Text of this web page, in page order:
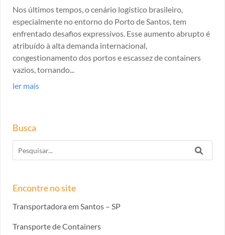
Nos últimos tempos, o cenário logístico brasileiro,
especialmente no entorno do Porto de Santos, tem
enfrentado desafios expressivos. Esse aumento abrupto é
atribuído à alta demanda internacional,
congestionamento dos portos e escassez de containers
vazios, tornando...
ler mais
Busca
Encontre no site
Transportadora em Santos – SP
Transporte de Containers